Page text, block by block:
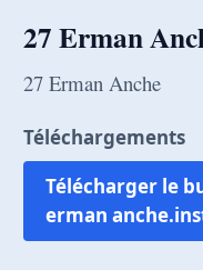
27 Erman
27 Erman Anche
Téléchargements
Télécharger le
erman